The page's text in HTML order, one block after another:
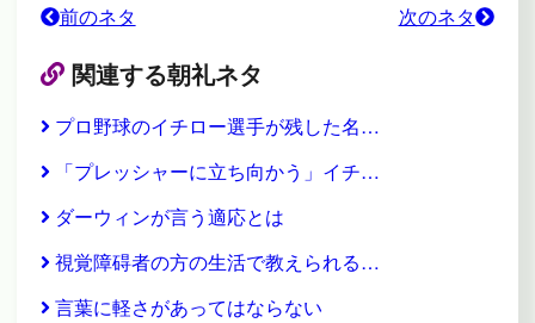
前のネタ
次のネタ
関連する朝礼ネタ
プロ野球のイチロー選手が残した名…
「プレッシャーに立ち向かう」イチ…
ダーウィンが言う適応とは
視覚障碍者の方の生活で教えられる…
言葉に軽さがあってはならない